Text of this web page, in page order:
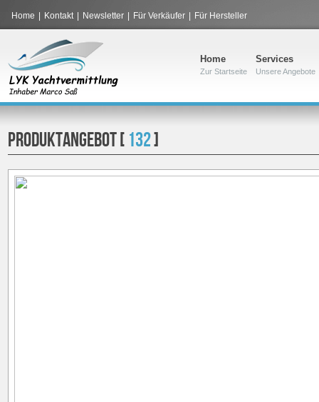
Home Kontakt Newsletter Für Verkäufer Für Hersteller
Home
Zur Startseite
Services
Unsere Angebote
PRODUKTANGEBOT [ 132]